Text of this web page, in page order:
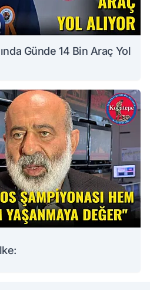
Günde 14 Bin Araç Yol